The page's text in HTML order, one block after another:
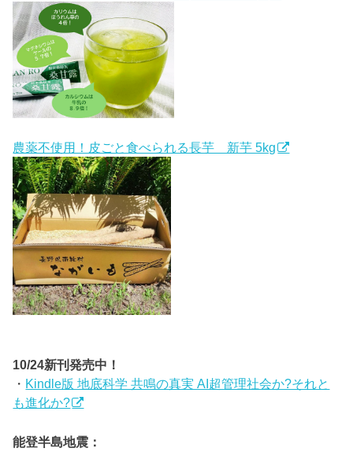
農薬不使用！皮ごと食べられる長芋 新芋 5kg
10/24新刊発売中！
・ Kindle版 地底科学 共鳴の真実 AI超管理社会か?それと
も進化か?
能登半島地震：